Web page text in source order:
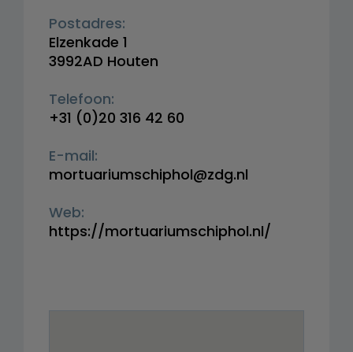
Postadres:
Elzenkade 1
3992AD Houten
Telefoon:
+31 (0)20 316 42 60
E-mail:
mortuariumschiphol@zdg.nl
Web:
https://mortuariumschiphol.nl/